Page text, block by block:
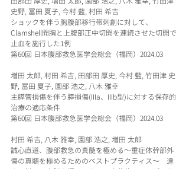
史野, 冨田 夏子, 今村 藍, 村田 希吉
ショックを伴う胸腹部移行帯刺創に対して、
Clamshell開胸と上腹部正中切開を連続させた切開で
止血を施行した1例
第60回 日本腹部救急医学会総会（福岡）2024.03
増田 太郎, 村田 希吉, 田部田 厚史, 今村 藍, 竹田津 史
野, 冨田 夏子, 園部 浩之, 八木 雅幸
主膵管損傷を伴う膵損傷(IIIa、IIIb型)に対する保存的
治療の適応条件
第60回 日本腹部救急医学会総会（福岡）2024.03
村田 希吉, 八木 雅幸, 園部 浩之, 増田 太郎
誠心直道、腹部救急の真髄を極める～重症体幹部外
傷の真髄を極めるためのベストプラクティス～　達